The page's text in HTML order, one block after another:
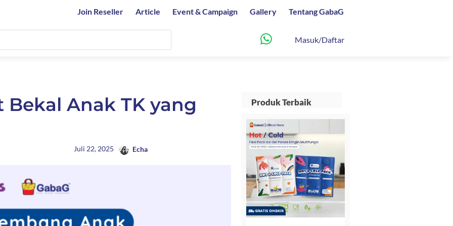
Join Reseller Article Event & Campaign Gallery Tentang GabaG
Masuk/Daftar
Anak TK yang
Juli 22, 2025 Echa
Produk Terbaik